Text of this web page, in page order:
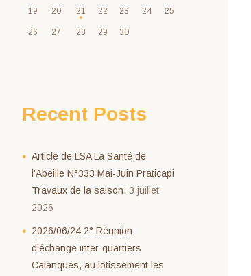
19 20 21 22 23 24 25
26 27 28 29 30
Recent Posts
Article de LSA La Santé de
l’Abeille N°333 Mai-Juin Praticapi
Travaux de la saison. 3 juillet
2026
2026/06/24 2° Réunion
d’échange inter-quartiers
Calanques, au lotissement les